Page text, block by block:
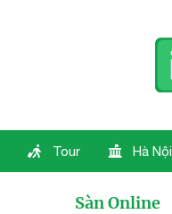
Tour Hà Nội
Sàn Online